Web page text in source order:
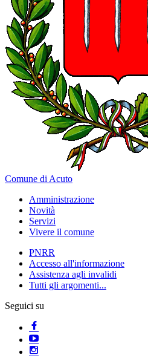
Comune di Acuto
Amministrazione
Novità
Servizi
Vivere il comune
PNRR
Accesso all'informazione
Assistenza agli invalidi
Tutti gli argomenti...
Seguici su